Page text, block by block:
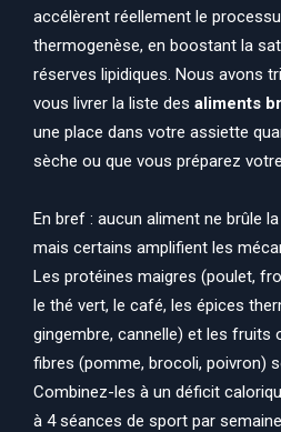
accélèrent réellement le
thermogenèse, en boostant la
réserves lipidiques. Nous avons
vous livrer la liste des aliments
une place dans votre assiette
sèche ou que vous préparez
En bref : aucun aliment ne brûle
mais certains amplifient les
Les protéines maigres (poulet,
le thé vert, le café, les épices
gingembre, cannelle) et les fruits
fibres (pomme, brocoli, poivron)
Combinez-les à un déficit
à 4 séances de sport par